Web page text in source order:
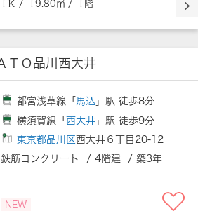
1Ｋ / 19.80㎡ / 1階
ＴＯ品川西大井
都営浅草線「 馬込 」駅 徒歩8分
横須賀線「西大井 」駅 徒歩9分
東京都品川区 西大井６丁目20-12
鉄筋コンクリート / 4階建 / 築3年
NEW